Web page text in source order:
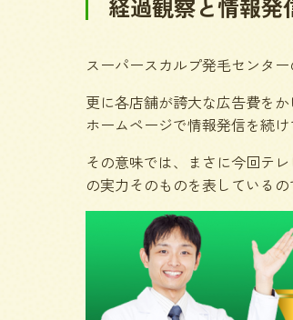
経過観察と情報発
スーパースカルプ発毛センタ
更に各店舗が誇大な広告費を
ホームページで情報発信を続
その意味では、まさに今回テ
の実力そのものを表しているの